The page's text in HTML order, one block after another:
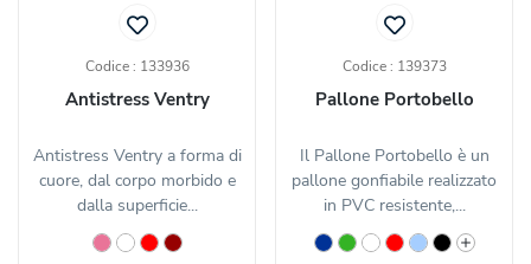
Codice : 133936
Antistress Ventry
Antistress Ventry a forma di
cuore, dal corpo morbido e
dalla superficie...
Codice : 139373
Pallone Portobello
Il Pallone Portobello è un
pallone gonfiabile realizzato
in PVC resistente,...